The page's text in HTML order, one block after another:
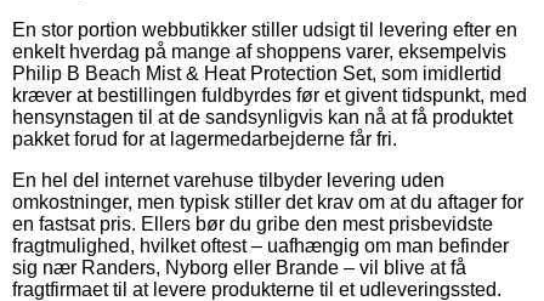
En stor portion webbutikker stiller udsigt til levering efter en
enkelt hverdag på mange af shoppens varer, eksempelvis
Philip B Beach Mist & Heat Protection Set, som imidlertid
kræver at bestillingen fuldbyrdes før et givent tidspunkt, med
hensynstagen til at de sandsynligvis kan nå at få produktet
pakket forud for at lagermedarbejderne får fri.
En hel del internet varehuse tilbyder levering uden
omkostninger, men typisk stiller det krav om at du aftager for
en fastsat pris. Ellers bør du gribe den mest prisbevidste
fragtmulighed, hvilket oftest – uafhængig om man befinder
sig nær Randers, Nyborg eller Brande – vil blive at få
fragtfirmaet til at levere produkterne til et udleveringssted.